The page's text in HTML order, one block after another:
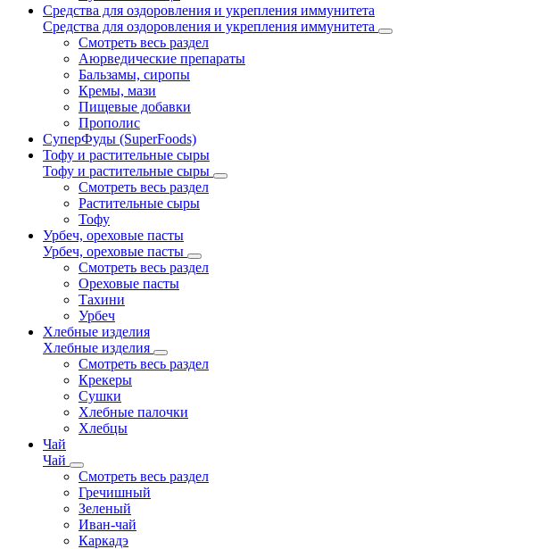
Средства для оздоровления и укрепления иммунитета
Средства для оздоровления и укрепления иммунитета
Смотреть весь раздел
Аюрведические препараты
Бальзамы, сиропы
Кремы, мази
Пищевые добавки
Прополис
СуперФуды (SuperFoods)
Тофу и растительные сыры
Тофу и растительные сыры
Смотреть весь раздел
Растительные сыры
Тофу
Урбеч, ореховые пасты
Урбеч, ореховые пасты
Смотреть весь раздел
Ореховые пасты
Тахини
Урбеч
Хлебные изделия
Хлебные изделия
Смотреть весь раздел
Крекеры
Сушки
Хлебные палочки
Хлебцы
Чай
Чай
Смотреть весь раздел
Гречишный
Зеленый
Иван-чай
Каркадэ